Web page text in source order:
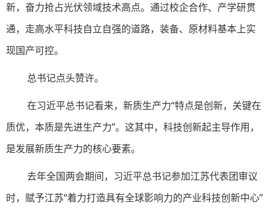
新，奋力抢占光伏领域技术高点。通过校企合作、产学研贯
通，走高水平科技自立自强的道路，装备、原材料基本上实
现国产可控。
总书记点头赞许。
在习近平总书记看来，新质生产力“特点是创新，关键在
质优，本质是先进生产力”。这其中，科技创新起主导作用，
是发展新质生产力的核心要素。
去年全国两会期间，习近平总书记参加江苏代表团审议
时，赋予江苏“着力打造具有全球影响力的产业科技创新中心”